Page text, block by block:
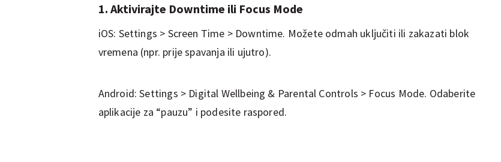
1. Aktivirajte Downtime ili Focus Mode
iOS: Settings > Screen Time > Downtime. Možete odmah uključiti ili zakazati blok
vremena (npr. prije spavanja ili ujutro).
Android: Settings > Digital Wellbeing & Parental Controls > Focus Mode. Odaberite
aplikacije za “pauzu” i podesite raspored.